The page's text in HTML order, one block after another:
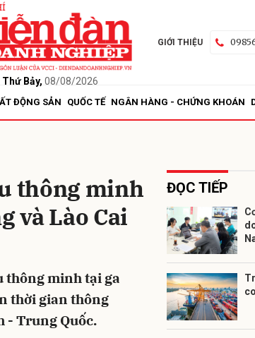
Thứ Bảy, 08/08/2026
GIỚI THIỆU
ĐỘNG SẢN QUỐC TẾ NGÂN HÀNG - CHỨNG KHOÁN
thông minh
và Lào Cai
thông minh tại ga
thời gian thông
- Trung Quốc.
ĐỌC TIẾP
Gửi